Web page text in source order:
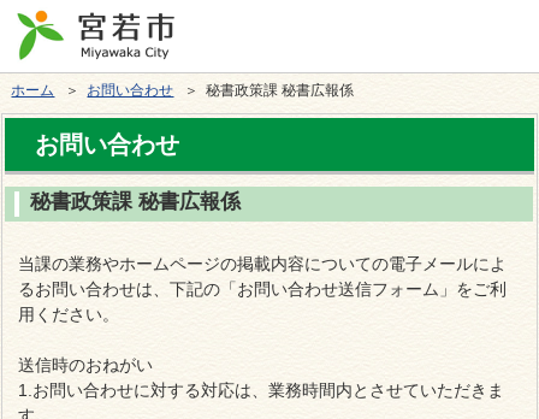
ホーム ＞ お問い合わせ ＞ 秘書政策課 秘書広報係
お問い合わせ
秘書政策課 秘書広報係
当課の業務やホームページの掲載内容についての電子メールによ
るお問い合わせは、下記の「お問い合わせ送信フォーム」をご利
用ください。
送信時のおねがい
1.お問い合わせに対する対応は、業務時間内とさせていただきま